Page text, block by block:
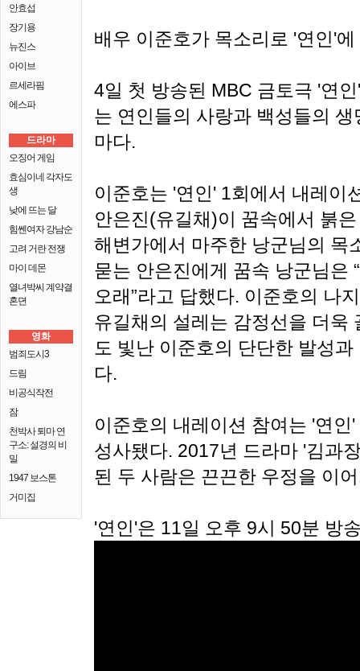
안효섭
장기용
뉴진스
아이브
르세라핌
에스파
드라마
오징어 게임
효심이네 각자도
생
낮에 뜨는 달
힘쎈여자 강남순
고려 거란 전쟁
마이 데몬
열녀박씨 계약결
혼뎐
영화
범죄도시3
드림
비공식작전
잠
천박사 퇴마 연
구소: 설경의 비
밀
1947 보스톤
거미집
배우 이준호가 목소리로 '연인'
4일 첫 방송된 MBC 금토극 '연
는 연인들의 사랑과 백성들의
마다.
이준호는 '연인' 1회에서 내레이
안은진(유길채)이 꿈속에서 붉
해변가에서 마주한 낭군님의 목
묻는 안은진에게 꿈속 낭군님은
오래”라고 답했다. 이준호의 나
유길채의 설레는 감정선을 더욱
도 빛난 이준호의 단단한 발성
다.
이준호의 내레이션 참여는 '연
성사됐다. 2017년 드라마 '김과
된 두 사람은 끈끈한 우정을 이
'연인'은 11일 오후 9시 50분 방